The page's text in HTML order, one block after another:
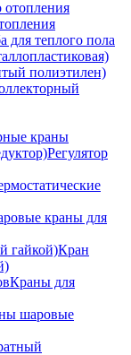
для теплого пола
полиэтилен)
краны
Регулятор
краны для
Кран
Краны для
шаровые